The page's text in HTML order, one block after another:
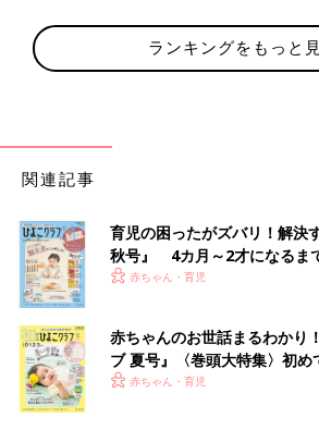
直巨さんの家族で、小春さんの中学卒業をお祝いしまし
里親の直巨さんには、2人の子どもがいま
えたとき、二女は小春さんより半年ほど年
た。
小春さんを迎えるまで、直巨さん家族は何
に、乳児院を訪れています。
ランキングをもっと
関連記事
育児の困ったがズバリ！解決
秋号』 4カ月～2才になるま
いっぱい！
赤ちゃん・育児
赤ちゃんのお世話まるわかり
ブ 夏号』〈巻頭大特集〉初
く！ おっぱい・ミルクの基本
赤ちゃん・育児